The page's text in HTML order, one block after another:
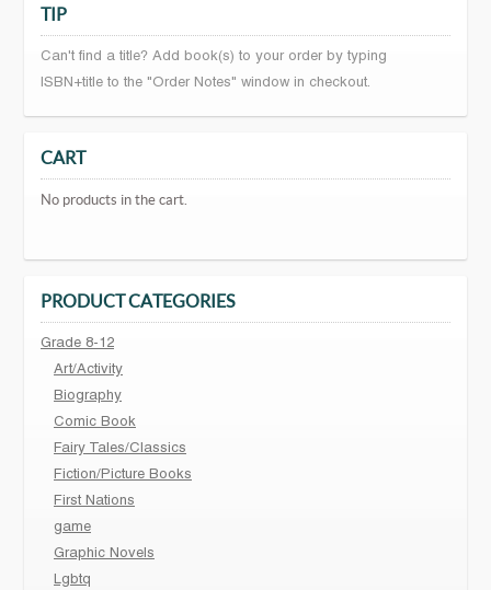
TIP
Can't find a title? Add book(s) to your order by typing
ISBN+title to the "Order Notes" window in checkout.
CART
No products in the cart.
PRODUCT CATEGORIES
Grade 8-12
Art/Activity
Biography
Comic Book
Fairy Tales/Classics
Fiction/Picture Books
First Nations
game
Graphic Novels
Lgbtq